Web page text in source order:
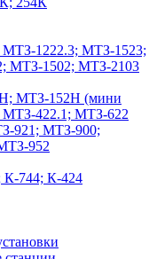
1222.3; МТЗ-1523;
МТЗ-1502; МТЗ-2103
МТЗ-152Н (мини
МТЗ-422.1; МТЗ-622
921; МТЗ-900;
952
К-744; К-424